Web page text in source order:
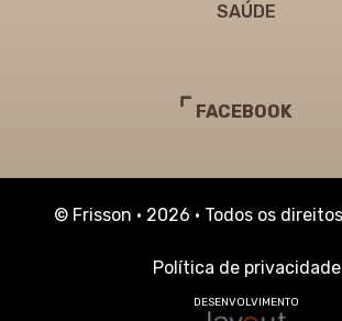
SAÚDE
FACEBOOK
© Frisson • 2026 • Todos os
Política de privacidade
DESENVOLVIMENTO